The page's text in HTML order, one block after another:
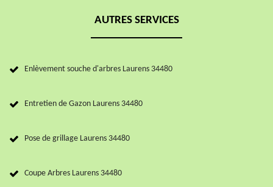
AUTRES SERVICES
Enlèvement souche d'arbres Laurens 34480
Entretien de Gazon Laurens 34480
Pose de grillage Laurens 34480
Coupe Arbres Laurens 34480